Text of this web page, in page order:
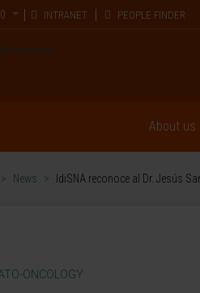
INTRANET PEOPLE FINDER
About us
> News > IdiSNA reconoce al Dr. Jesús
ONCOLOGY